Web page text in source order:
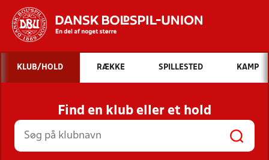
Hvad vil du søge efter?
INDHOLD OG NYHEDER
STILLINGER, RESULTATER, KLUBBER OG
HOLD
KLUB/HOLD RÆKKE SPILLESTED KAMP
Find en klub eller et hold